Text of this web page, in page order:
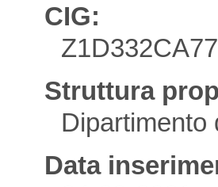
CIG:
Z1D332CA77
Struttura
Dipartimento
Data